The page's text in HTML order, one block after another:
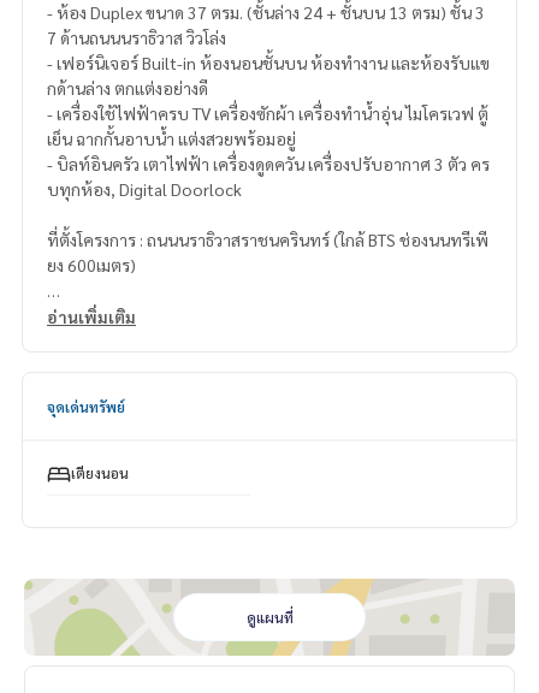
- ห้อง Duplex ขนาด 37 ตรม. (ชั้นล่าง 24 + ชั้นบน 13 ตรม) ชั้น 3
7 ด้านถนนนราธิวาส วิวโล่ง
- เฟอร์นิเจอร์ Built-in ห้องนอนชั้นบน ห้องทำงาน และห้องรับแข
กด้านล่าง ตกแต่งอย่างดี
- เครื่องใช้ไฟฟ้าครบ TV เครื่องซักผ้า เครื่องทำน้ำอุ่น ไมโครเวฟ ตู้
เย็น ฉากกั้นอาบน้ำ แต่งสวยพร้อมอยู่
- บิลท์อินครัว เตาไฟฟ้า เครื่องดูดควัน เครื่องปรับอากาศ 3 ตัว คร
บทุกห้อง, Digital Doorlock
ที่ตั้งโครงการ : ถนนนราธิวาสราชนครินทร์ (ใกล้ BTS ช่องนนทรีเพี
ยง 600เมตร)
สิ่งอำนวยความสะดวก
- สกายเลานจ์พร้อมโต๊ะพูล
- แม็คโครสาทร
ราคาเช่า 27,000 บาท/เดือน (สัญญาขั้นต่ำ 1 ปี มัดจำ 2 เดือน ล่วง
หน้า 1 เดือน)
อ่านเพิ่มเติม
จุดเด่นทรัพย์
เตียงนอน
ดูแผนที่